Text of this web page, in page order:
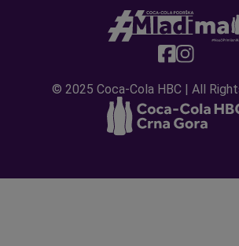
© 2025 Coca-Cola HBC | All